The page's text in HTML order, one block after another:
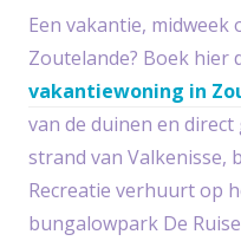
Een vakantie, midweek
Zoutelande? Boek hier
vakantiewoning in
van de duinen en
strand van Valkenisse,
Recreatie verhuurt op
bungalowpark De